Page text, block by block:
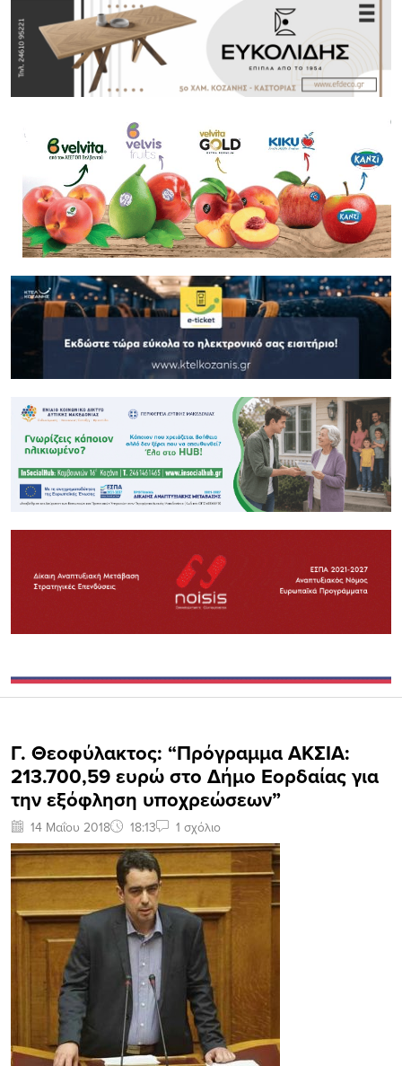
Γ. Θεοφύλακτος: “Πρόγραμμα ΑΚΣΙΑ:
213.700,59 ευρώ στο Δήμο Εορδαίας για
την εξόφληση υποχρεώσεων”
14 Μαΐου 2018 18:13 1 σχόλιο